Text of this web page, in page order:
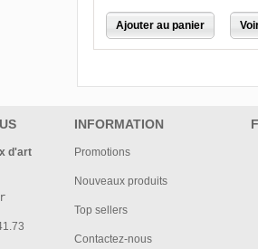
Ajouter au panier
d'art
INFORMATION
Promotions
Nouveaux produits
Top sellers
Contactez-nous